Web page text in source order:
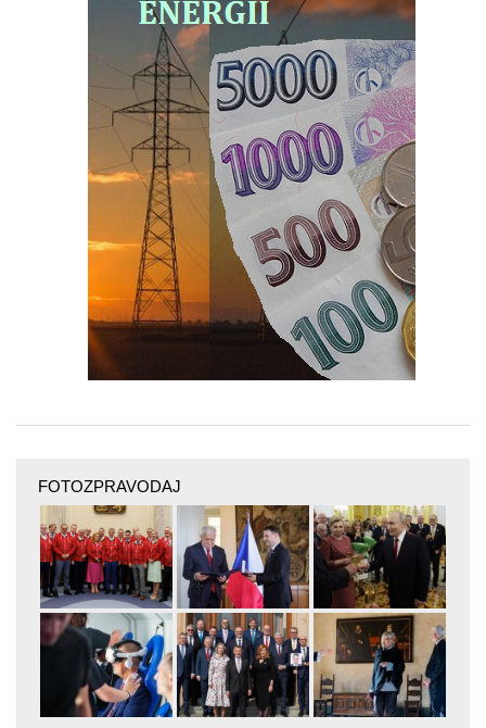
FOTOZPRAVODAJ